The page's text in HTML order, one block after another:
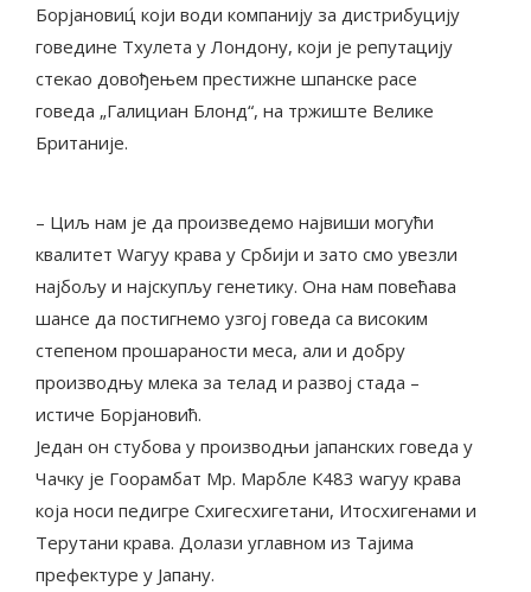
Борјановиц́ који води компанију за дистрибуцију
говедине Тxулета у Лондону, који је репутацију
стекао довођењем престижне шпанске расе
говеда „Галициан Блонд“, на тржиште Велике
Британије.
– Циљ нам је да произведемо највиши могући
квалитет Wагyу крава у Србији и зато смо увезли
најбољу и најскупљу генетику. Она нам повећава
шансе да постигнемо узгој говеда са високим
степеном прошараности меса, али и добру
производњу млека за телад и развој стада –
истиче Борјановић.
Један он стубова у производњи јапанских говеда у
Чачку је Гоорамбат Мр. Марбле К483 wагyу крава
која носи педигре Схигесхигетани, Итосхигенами и
Терутани крава. Долази углавном из Тајима
префектуре у Јапану.